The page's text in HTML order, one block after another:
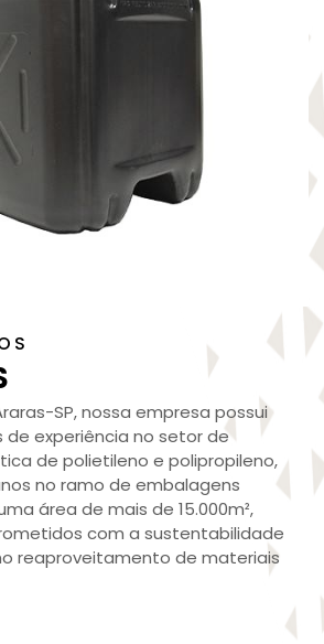
SP, nossa empresa possui
de experiência no setor de
de polietileno e polipropileno,
no ramo de embalagens
área de mais de 15.000m²,
com a sustentabilidade
reaproveitamento de materiais